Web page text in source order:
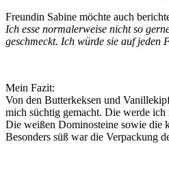
Freundin Sabine möchte auch
Ich esse normalerweise nicht so
geschmeckt. Ich würde sie auf jeden
Mein Fazit:
Von den Butterkeksen und
mich süchtig gemacht. Die werde
Die weißen Dominosteine sowie die
Besonders süß war die Verpackung